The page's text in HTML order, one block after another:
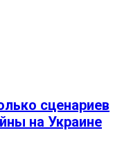
сценариев
на Украине